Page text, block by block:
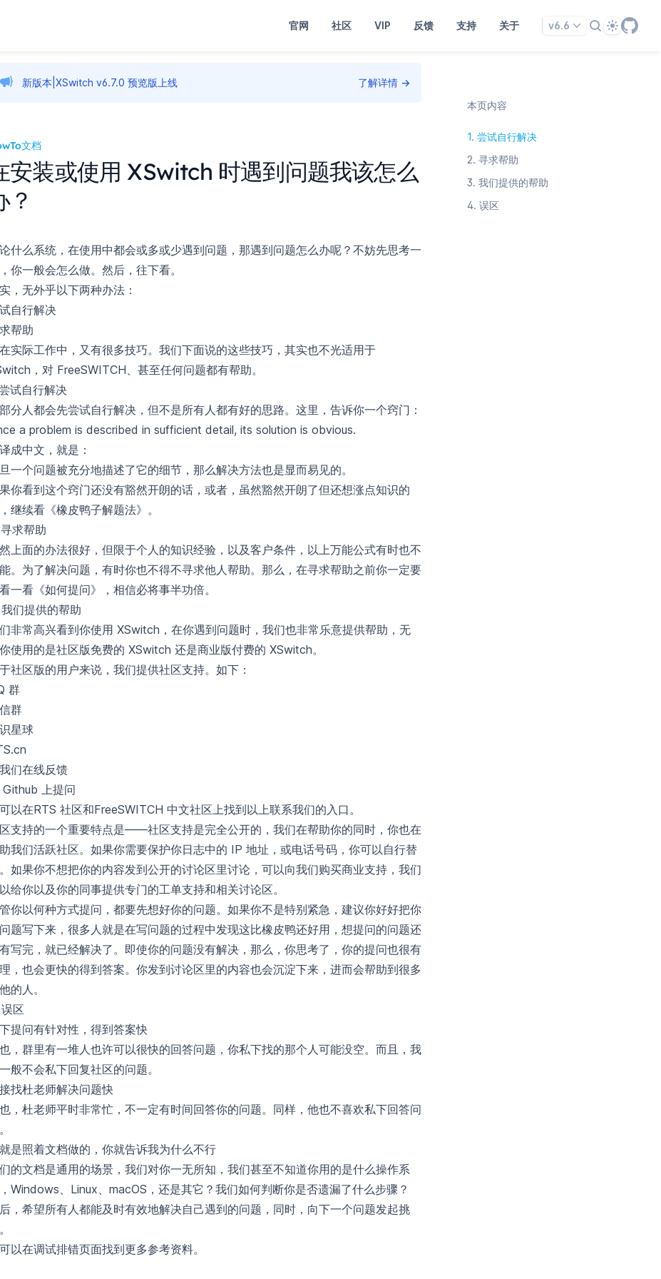
官网 社区 VIP 反馈 支持 关于 v6.6 Theme
新版本|XSwitch v6.7.0 预览版上线 了解详情 →
文档
安装或使用 XSwitch 时遇到问题我该怎么
？
什么系统，在使用中都会或多或少遇到问题，那遇到问题怎么办呢？不妨先思考一
你一般会怎么做。然后，往下看。
，无外乎以下两种办法：
自行解决
帮助
实际工作中，又有很多技巧。我们下面说的这些技巧，其实也不光适用于
，对 FreeSWITCH、甚至任何问题都有帮助。
试自行解决
分人都会先尝试自行解决，但不是所有人都有好的思路。这里，告诉你一个窍门：
a problem is described in sufficient detail, its solution is obvious.
成中文，就是：
一个问题被充分地描述了它的细节，那么解决方法也是显而易见的。
你看到这个窍门还没有豁然开朗的话，或者，虽然豁然开朗了但还想涨点知识的
继续看《橡皮鸭子解题法》。
求帮助
上面的办法很好，但限于个人的知识经验，以及客户条件，以上万能公式有时也不
。为了解决问题，有时你也不得不寻求他人帮助。那么，在寻求帮助之前你一定要
一看《如何提问》，相信必将事半功倍。
们提供的帮助
非常高兴看到你使用 XSwitch，在你遇到问题时，我们也非常乐意提供帮助，无
使用的是社区版免费的 XSwitch 还是商业版付费的 XSwitch。
社区版的用户来说，我们提供社区支持。如下：
群
群
星球
们在线反馈
Github 上提问
以在RTS 社区和FreeSWITCH 中文社区上找到以上联系我们的入口。
支持的一个重要特点是——社区支持是完全公开的，我们在帮助你的同时，你也在
我们活跃社区。如果你需要保护你日志中的 IP 地址，或电话号码，你可以自行替
如果你不想把你的内容发到公开的讨论区里讨论，可以向我们购买商业支持，我们
给你以及你的同事提供专门的工单支持和相关讨论区。
你以何种方式提问，都要先想好你的问题。如果你不是特别紧急，建议你好好把你
题写下来，很多人就是在写问题的过程中发现这比橡皮鸭还好用，想提问的问题还
写完，就已经解决了。即使你的问题没有解决，那么，你思考了，你的提问也很有
，也会更快的得到答案。你发到讨论区里的内容也会沉淀下来，进而会帮助到很多
的人。
区
提问有针对性，得到答案快
，群里有一堆人也许可以很快的回答问题，你私下找的那个人可能没空。而且，我
般不会私下回复社区的问题。
找杜老师解决问题快
，杜老师平时非常忙，不一定有时间回答你的问题。同样，他也不喜欢私下回答问
是照着文档做的，你就告诉我为什么不行
的文档是通用的场景，我们对你一无所知，我们甚至不知道你用的是什么操作系
Windows、Linux、macOS，还是其它？我们如何判断你是否遗漏了什么步骤？
，希望所有人都能及时有效地解决自己遇到的问题，同时，向下一个问题发起挑
以在调试排错页面找到更多参考资料。
本页内容
1. 尝试自行解决
2. 寻求帮助
3. 我们提供的帮助
4. 误区